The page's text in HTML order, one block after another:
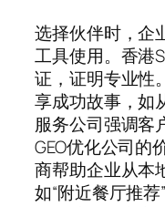
选择伙伴时，企
工具使用。香港
证，证明专业性
享成功故事，如
服务公司强调客
GEO优化公司的
商帮助企业从本
如“附近餐厅推